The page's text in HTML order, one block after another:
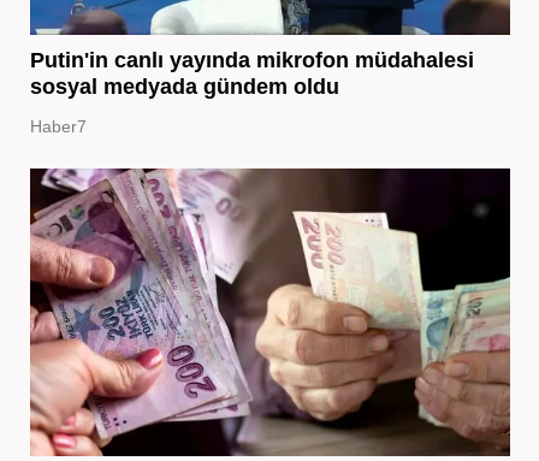
Putin'in canlı yayında mikrofon müdahalesi
sosyal medyada gündem oldu
Haber7